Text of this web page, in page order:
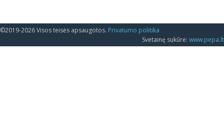
©2019-2026 Visos teisės apsaugotos. Privatumo politika
Svetainę sukūrė: www.pepa.lt